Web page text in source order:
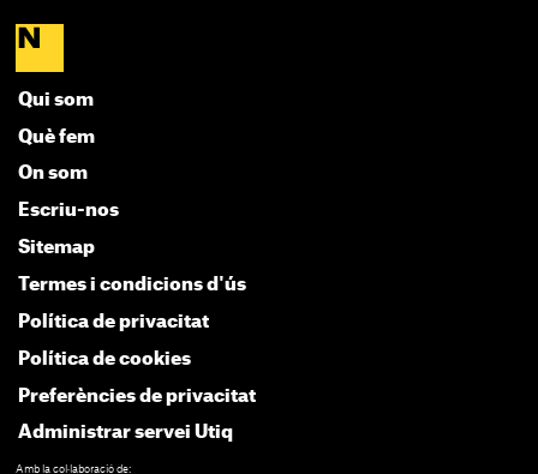
Qui som
Què fem
On som
Escriu-nos
Sitemap
Termes i condicions d'ús
Política de privacitat
Política de cookies
Preferències de privacitat
Administrar servei Utiq
Amb la col·laboració de: